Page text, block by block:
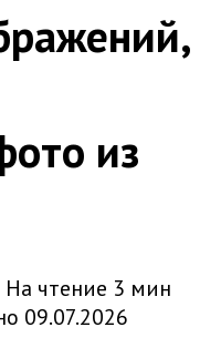
из
На чтение 3 мин
09.07.2026